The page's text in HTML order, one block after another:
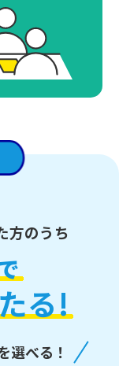
方のうち
る!
選べる！